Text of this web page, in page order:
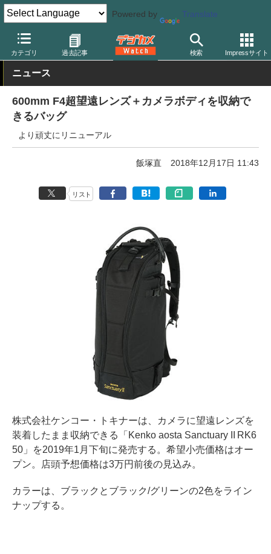
Powered by Translate
カテゴリ 過去記事 検索 Impressサイト
デジカメ Watch 撮影用品 カメラバッグ ケンコー
ニュース
600mm F4超望遠レンズ＋カメラボディを収納で
きるバッグ
より頑丈にリニューアル
飯塚直 2018年12月17日 11:43
リスト
株式会社ケンコー・トキナーは、カメラに望遠レンズを
装着したまま収納できる「Kenko aosta Sanctuary II RK6
50」を2019年1月下旬に発売する。希望小売価格はオー
プン。店頭予想価格は3万円前後の見込み。
カラーは、ブラックとブラック/グリーンの2色をライン
ナップする。